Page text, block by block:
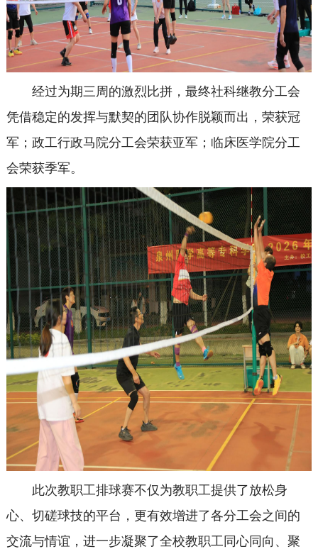
经过为期三周的激烈比拼，最终社科继教分工会
凭借稳定的发挥与默契的团队协作脱颖而出，荣获冠
军；政工行政马院分工会荣获亚军；临床医学院分工
会荣获季军。
此次教职工排球赛不仅为教职工提供了放松身
心、切磋球技的平台，更有效增进了各分工会之间的
交流与情谊，进一步凝聚了全校教职工同心同向、聚